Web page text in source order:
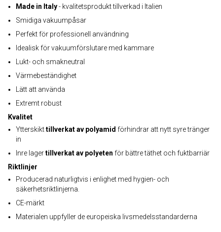
Made in Italy- kvalitetsprodukt tillverkad i Italien
Smidiga vakuumpåsar
Perfekt för professionell användning
Idealisk för vakuumförslutare med kammare
Lukt- och smakneutral
Värmebeständighet
Lätt att använda
Extremt robust
Kvalitet
Ytterskikttillverkat av polyamid förhindrar att nytt syre tränger
in
Inre lagertillverkat av polyeten för bättre täthet och fuktbarriär
Riktlinjer
Producerad naturligtvis i enlighet med hygien- och
säkerhetsriktlinjerna.
CE-märkt
Materialen uppfyller de europeiska livsmedelsstandarderna